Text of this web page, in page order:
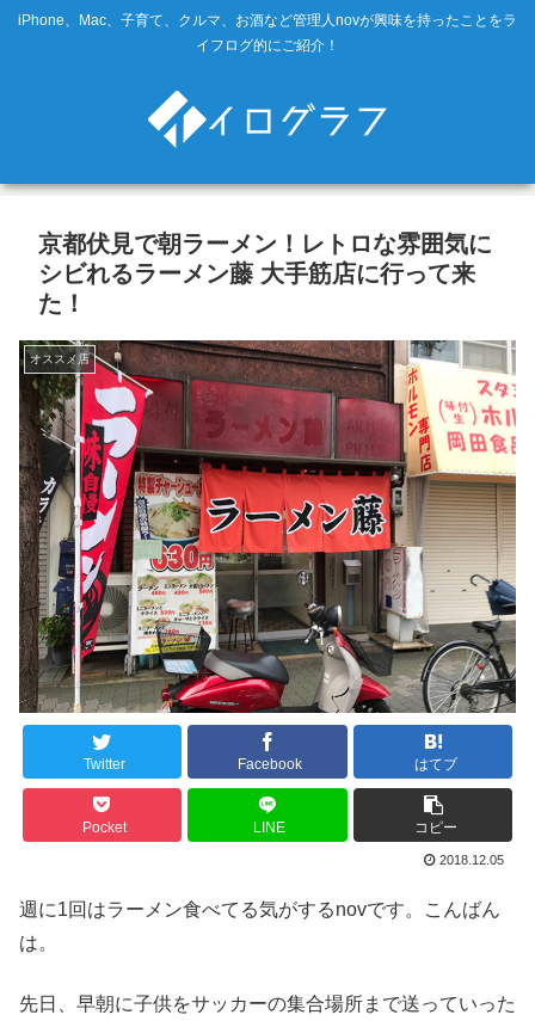
iPhone、Mac、子育て、クルマ、お酒など管理人novが興味を持ったことをラ
イフログ的にご紹介！
京都伏見で朝ラーメン！レトロな雰囲気に
シビれるラーメン藤 大手筋店に行って来
た！
オススメ店
Twitter Facebook はてブ
Pocket LINE コピー
2018.12.05
週に1回はラーメン食べてる気がするnovです。こんばん
は。
先日、早朝に子供をサッカーの集合場所まで送っていった